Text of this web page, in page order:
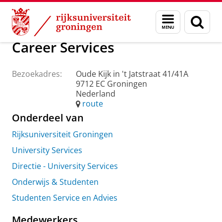
Skip
Content
Skip
Navigation
Menu
en
zoeken
Over ons Praktische zaken Waar vindt u ons
Career Services
Bezoekadres:
Oude Kijk in 't Jatstraat 41/41A
9712 EC Groningen
Nederland
route
Onderdeel van
Rijksuniversiteit Groningen
University Services
Directie - University Services
Onderwijs & Studenten
Studenten Service en Advies